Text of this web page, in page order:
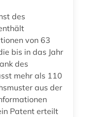
des
von 63
bis in das Jahr
des
mehr als 110
aus der
Patent erteilt